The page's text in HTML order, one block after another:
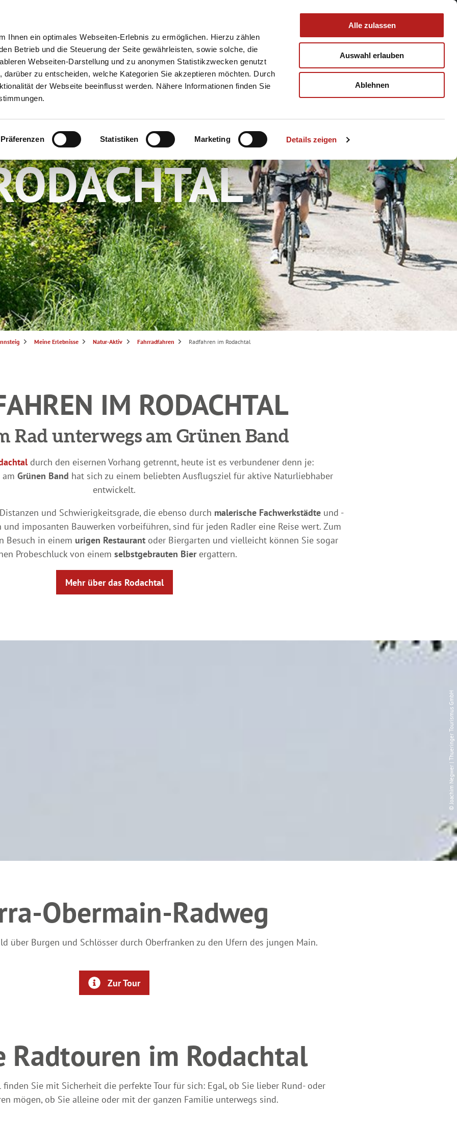
Ihnen ein optimales Webseiten-Erlebnis zu ermöglichen. Hierzu zählen
Betrieb und die Steuerung der Seite gewährleisten, sowie solche, die
Webseiten-Darstellung und zu anonymen Statistikzwecken genutzt
darüber zu entscheiden, welche Kategorien Sie akzeptieren möchten. Durch
der Webseite beeinflusst werden. Nähere Informationen finden Sie
Präferenzen Statistiken Marketing Details zeigen
Alle zulassen
Auswahl erlauben
Ablehnen
Buchen
© Rainer Brabec
IM
Meine Erlebnisse Natur-Aktiv Fahrradfahren Radfahren im Rodachtal
IM RODACHTAL
Rad unterwegs am Grünen Band
durch den eisernen Vorhang getrennt, heute ist es verbundener denn je:
Grünen Band hat sich zu einem beliebten Ausflugsziel für aktive Naturliebhaber
entwickelt.
und Schwierigkeitsgrade, die ebenso durch malerische Fachwerkstädte und -
und imposanten Bauwerken vorbeiführen, sind für jeden Radler eine Reise wert. Zum
Besuch in einem urigen Restaurantoder Biergarten und vielleicht können Sie sogar
Probeschluck von einem selbstgebrauten Bierergattern.
Mehr über das Rodachtal
© Joachim Negwer | Thueringer Tourismus GmbH
Obermain-Radweg
über Burgen und Schlösser durch Oberfranken zu den Ufern des jungen Main.
Zur Tour
Radtouren im Rodachtal
Sie mit Sicherheit die perfekte Tour für sich: Egal, ob Sie lieber Rund- oder
mögen, ob Sie alleine oder mit der ganzen Familie unterwegs sind.